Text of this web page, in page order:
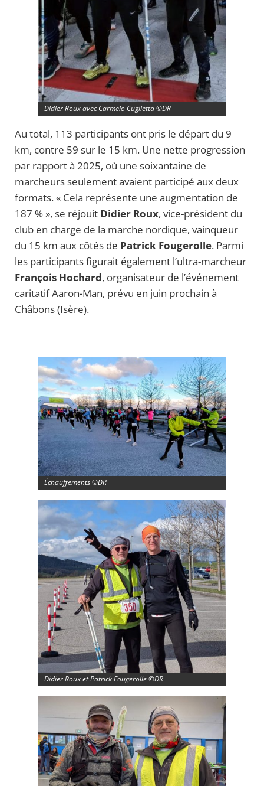
Didier Roux avec Carmelo Cuglietta ©DR
Au total, 113 participants ont pris le départ du 9
km, contre 59 sur le 15 km. Une nette progression
par rapport à 2025, où une soixantaine de
marcheurs seulement avaient participé aux deux
formats. « Cela représente une augmentation de
187 % », se réjouit Didier Roux, vice-président du
club en charge de la marche nordique, vainqueur
du 15 km aux côtés de Patrick Fougerolle. Parmi
les participants figurait également l’ultra-marcheur
François Hochard, organisateur de l’événement
caritatif Aaron-Man, prévu en juin prochain à
Châbons (Isère).
Échauffements ©DR
Didier Roux et Patrick Fougerolle ©DR